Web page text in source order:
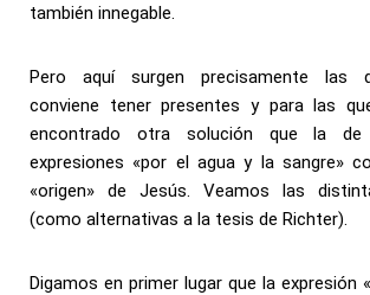
también innegable.
Pero aquí surgen precisamente las
conviene tener presentes y para las
encontrado otra solución que la de
expresiones «por el agua y la sangre»
«origen» de Jesús. Veamos las
(como alternativas a la tesis de Richter).
Digamos en primer lugar que la expresión